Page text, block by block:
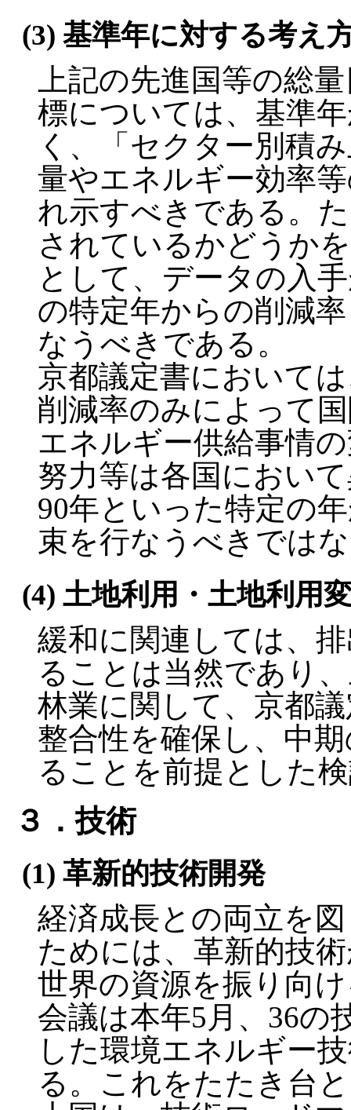
(3) 基準年に対する考え
上記の先進国等の総
標については、基準
く、「セクター別積
量やエネルギー効率
れ示すべきである。
されているかどうか
として、データの入
の特定年からの削減
なうべきである。
京都議定書において
削減率のみによって
エネルギー供給事情
努力等は各国におい
90年といった特定の
束を行なうべきでは
(4) 土地利用・土地利用
緩和に関連しては、
ることは当然であり
林業に関して、京都
整合性を確保し、中
ることを前提とした
３．技術
(1) 革新的技術開発
経済成長との両立を
ためには、革新的技
世界の資源を振り向
会議は本年5月、36の
した環境エネルギー
る。これをたたき台